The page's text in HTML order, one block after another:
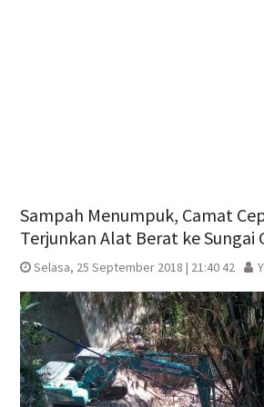
Sampah Menumpuk, Camat
Terjunkan Alat Berat ke Sungai
Selasa, 25 September 2018 | 21:40 42